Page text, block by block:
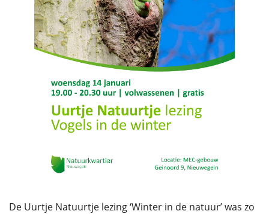
De Uurtje Natuurtje lezing ‘Winter in de natuur’ was zo